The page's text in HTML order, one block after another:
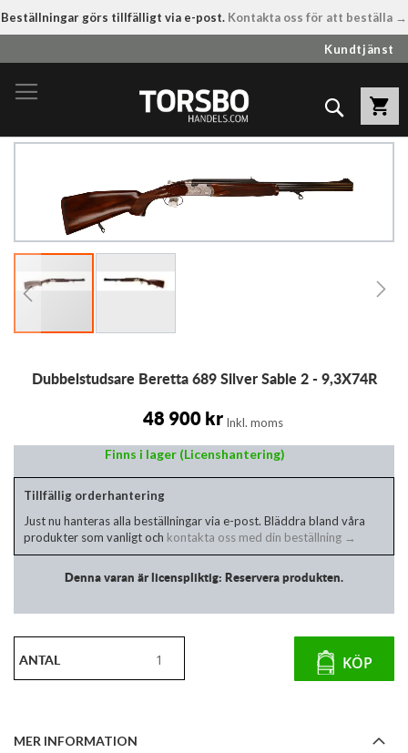
Beställningar görs tillfälligt via e-post. Kontakta oss för att beställa →
till
innehållet
Kundtjänst
Sök
bildgalleriet
Dubbelstudsare Beretta 689 Silver Sable 2 - 9,3X74R
48 900 kr Inkl. moms
Finns i lager (Licenshantering)
Tillfällig orderhantering
Just nu hanteras alla beställningar via e-post. Bläddra bland våra
produkter som vanligt och kontakta oss med din beställning →
Denna varan är licenspliktig: Reservera produkten.
ANTAL KÖP
MER INFORMATION